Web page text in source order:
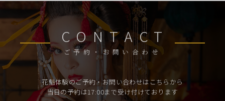
CONTACT
ご予約・お問い合わせ
花魁体験のご予約・お問い合わせはこちらから
当日の予約は17:00まで受け付けております